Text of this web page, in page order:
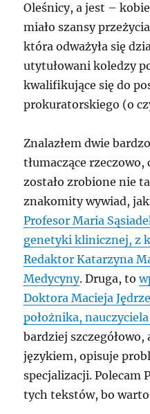
Oleśnicy, a jest –
miało szansy
która odważyła się
utytułowani koledzy
kwalifikujące się do
prokuratorskiego (o
Znalazłem dwie
tłumaczące rzeczowo,
zostało zrobione nie
znakomity wywiad,
Profesor Maria
genetyki klinicznej, z
Redaktor Katarzyna
Medycyny. Druga, to
Doktora Macieja
położnika,
bardziej
językiem, opisuje
specjalizacji. Polecam
tych tekstów, bo